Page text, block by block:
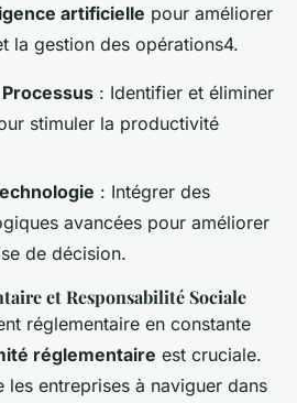
artificielle pour améliorer
la gestion des opérations4.
: Identifier et éliminer
stimuler la productivité
: Intégrer des
avancées pour améliorer
de décision.
et Responsabilité Sociale
réglementaire en constante
réglementaire est cruciale.
les entreprises à naviguer dans